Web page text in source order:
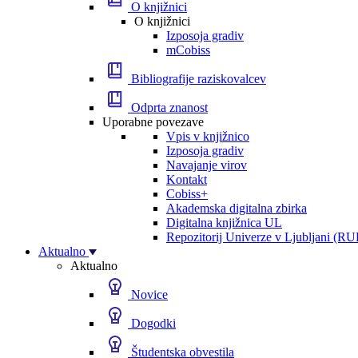
O knjižnici
O knjižnici
Izposoja gradiv
mCobiss
Bibliografije raziskovalcev
Odprta znanost
Uporabne povezave
Vpis v knjižnico
Izposoja gradiv
Navajanje virov
Kontakt
Cobiss+
Akademska digitalna zbirka
Digitalna knjižnica UL
Repozitorij Univerze v Ljubljani
Aktualno
Aktualno
Novice
Dogodki
Študentska obvestila